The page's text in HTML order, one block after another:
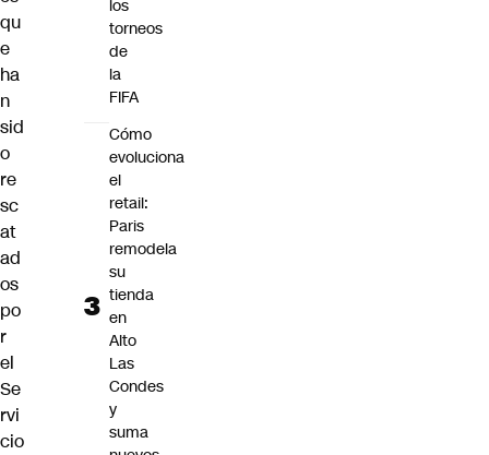
qu
e
ha
n
sid
o
re
sc
at
ad
os
po
r
el
Se
rvi
cio
los
torneos
de
la
FIFA
Cómo
evoluciona
el
retail:
Paris
remodela
su
tienda
en
Alto
Las
Condes
y
suma